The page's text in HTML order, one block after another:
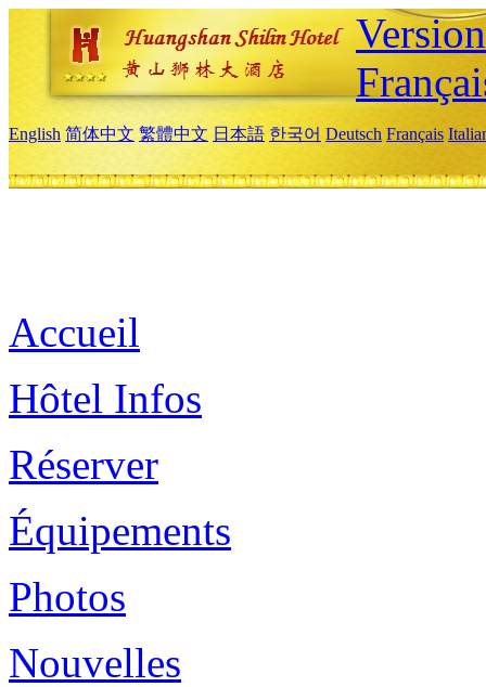
English 简体中文 繁體中文 日本語 한국어 Deutsch Français
Accueil
Hôtel Infos
Réserver
Équipements
Photos
Nouvelles